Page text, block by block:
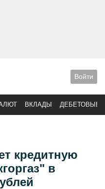
Войти
ВКЛАДЫ ДЕБЕТОВЫЕ
кредитную
в